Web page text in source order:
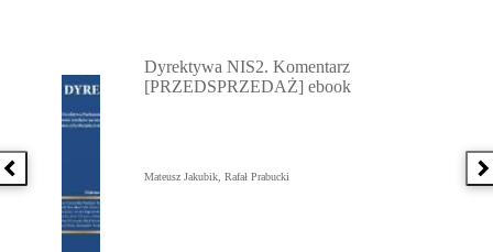
Poprzednia książka
Dyrektywa NIS2. Komentarz
[PRZEDSPRZEDAŻ] ebook
Mateusz Jakubik, Rafał Prabucki